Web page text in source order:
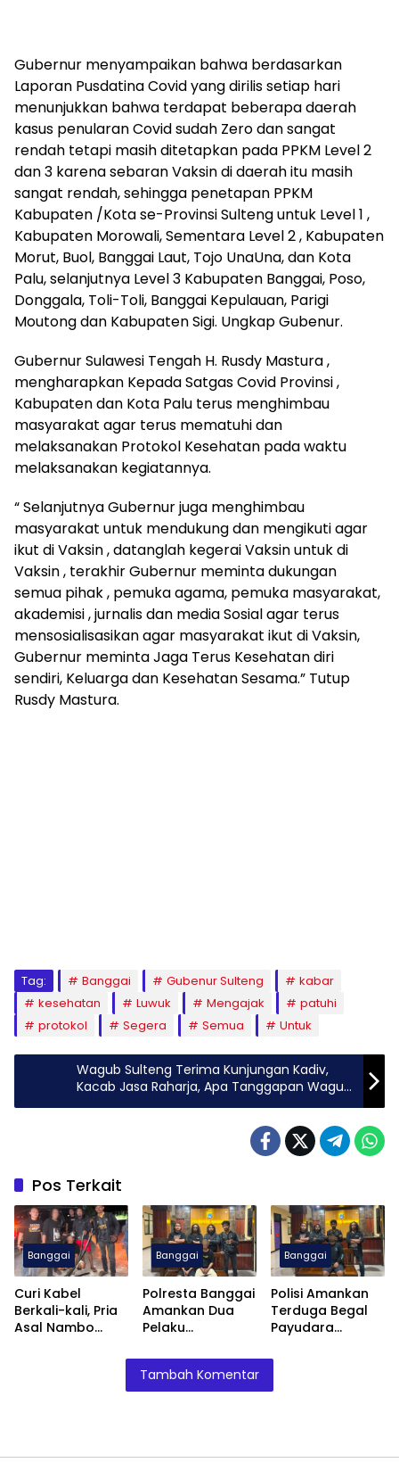
Gubernur menyampaikan bahwa berdasarkan
Laporan Pusdatina Covid yang dirilis setiap hari
menunjukkan bahwa terdapat beberapa daerah
kasus penularan Covid sudah Zero dan sangat
rendah tetapi masih ditetapkan pada PPKM Level 2
dan 3 karena sebaran Vaksin di daerah itu masih
sangat rendah, sehingga penetapan PPKM
Kabupaten /Kota se-Provinsi Sulteng untuk Level 1 ,
Kabupaten Morowali, Sementara Level 2 , Kabupaten
Morut, Buol, Banggai Laut, Tojo UnaUna, dan Kota
Palu, selanjutnya Level 3 Kabupaten Banggai, Poso,
Donggala, Toli-Toli, Banggai Kepulauan, Parigi
Moutong dan Kabupaten Sigi. Ungkap Gubenur.
Gubernur Sulawesi Tengah H. Rusdy Mastura ,
mengharapkan Kepada Satgas Covid Provinsi ,
Kabupaten dan Kota Palu terus menghimbau
masyarakat agar terus mematuhi dan
melaksanakan Protokol Kesehatan pada waktu
melaksanakan kegiatannya.
“ Selanjutnya Gubernur juga menghimbau
masyarakat untuk mendukung dan mengikuti agar
ikut di Vaksin , datanglah kegerai Vaksin untuk di
Vaksin , terakhir Gubernur meminta dukungan
semua pihak , pemuka agama, pemuka masyarakat,
akademisi , jurnalis dan media Sosial agar terus
mensosialisasikan agar masyarakat ikut di Vaksin,
Gubernur meminta Jaga Terus Kesehatan diri
sendiri, Keluarga dan Kesehatan Sesama.” Tutup
Rusdy Mastura.
Tag: Banggai Gubenur Sulteng
kabar
kesehatan
Luwuk Mengajak
patuhi
protokol
Segera Semua Untuk
Wagub Sulteng Terima Kunjungan Kadiv,
Kacab Jasa Raharja, Apa Tanggapan Wagub
?
Pos Terkait
Banggai
Curi Kabel
Berkali-kali, Pria
Asal Nambo
Polresta Banggai
Banggai
Polresta Banggai
Amankan Dua
Pelaku
Anak
Banggai
Polisi Amankan
Terduga Begal
Payudara
Remaja Putri di
Tambah Komentar